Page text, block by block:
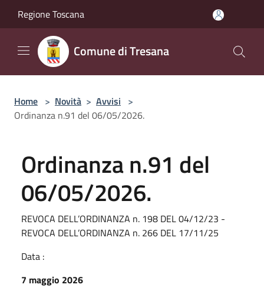
Regione Toscana
Comune di Tresana
Home > Novità > Avvisi >
Ordinanza n.91 del 06/05/2026.
Ordinanza n.91 del
06/05/2026.
REVOCA DELL’ORDINANZA n. 198 DEL 04/12/23 -
REVOCA DELL’ORDINANZA n. 266 DEL 17/11/25
Data :
7 maggio 2026